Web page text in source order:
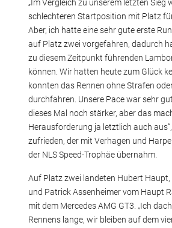
„Im Vergleich zu unserem letzten Sieg
schlechteren Startposition mit Platz
Aber, ich hatte eine sehr gute erste
auf Platz zwei vorgefahren, dadurch
zu diesem Zeitpunkt führenden
können. Wir hatten heute zum Glück
konnten das Rennen ohne Strafen
durchfahren. Unsere Pace war sehr
dieses Mal noch stärker, aber das
Herausforderung ja letztlich auch
zufrieden, der mit Verhagen und
der NLS Speed-Trophäe übernahm.
Auf Platz zwei landeten Hubert
und Patrick Assenheimer vom Haupt
mit dem Mercedes AMG GT3. „Ich
Rennens lange, wir bleiben auf dem